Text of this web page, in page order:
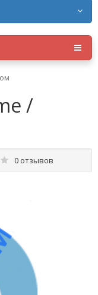
/
0 отзывов